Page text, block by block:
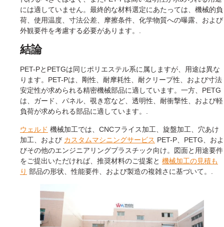
には適していません。最終的な材料選定にあたっては、機械的負
荷、使用温度、寸法公差、摩擦条件、化学物質への曝露、および
外観要件を考慮する必要があります。.
結論
PET-PとPETGは同じポリエステル系に属しますが、用途は異な
ります。PET-Pは、剛性、耐摩耗性、耐クリープ性、および寸法
安定性が求められる精密機械部品に適しています。一方、PETG
は、ガード、パネル、覗き窓など、透明性、耐衝撃性、および軽
負荷が求められる部品に適しています。.
ウェルド 機械加工では、CNCフライス加工、旋盤加工、穴あけ
加工、および カスタムマシニングサービス PET-P、PETG、およ
びその他のエンジニアリングプラスチック向け。図面と用途要件
をご提出いただければ、推奨材料のご提案と 機械加工の見積も
り 部品の形状、性能要件、および製造の複雑さに基づいて。.